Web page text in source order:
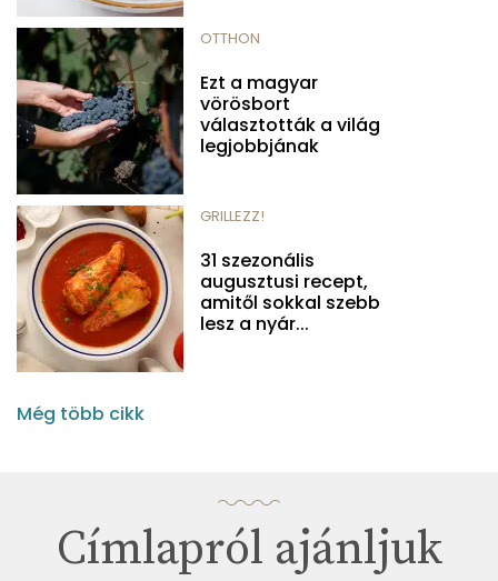
OTTHON
Ezt a magyar
vörösbort
választották a világ
legjobbjának
GRILLEZZ!
31 szezonális
augusztusi recept,
amitől sokkal szebb
lesz a nyár...
Még több cikk
Címlapról ajánljuk